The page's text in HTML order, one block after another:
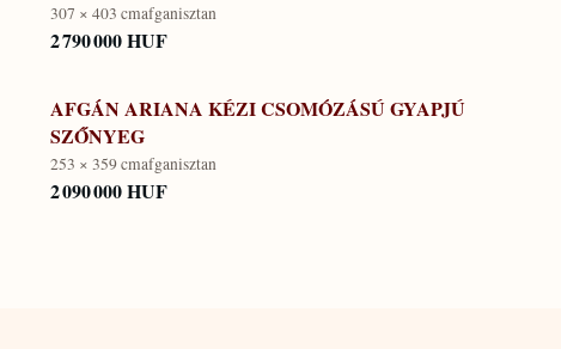
307 × 403 cmafganisztan
2 790 000 HUF
AFGÁN ARIANA KÉZI CSOMÓZÁSÚ GYAPJÚ
SZŐNYEG
253 × 359 cmafganisztan
2 090 000 HUF